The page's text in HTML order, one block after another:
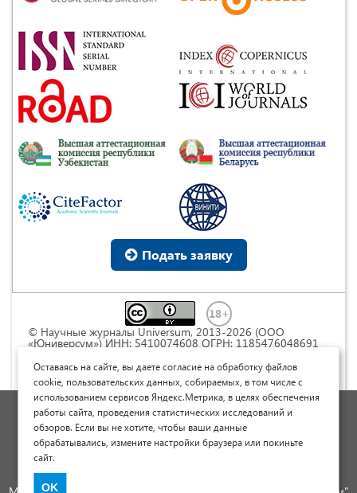
Подать заявку
© Научные журналы Universum, 2013-2026 (ООО
«Юниверсум») ИНН: 5410074608 ОГРН: 1185476048691
Commons « Attribution» («Атрибуция») 4.0
Непортированная
Политика обработки персональных данных
Договор оферты
Опубликовать научную статью
Оставаясь на сайте, вы даете согласие на обработку файлов
cookie, пользовательских данных, собираемых, в том числе с
использованием сервисов Яндекс.Метрика, в целях обеспечения
работы сайта, проведения статистических исследований и
обзоров. Если вы не хотите, чтобы ваши данные
обрабатывались, измените настройки браузера или покиньте
сайт.
OK